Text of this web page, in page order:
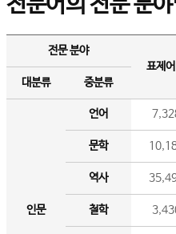
전문 분야
표제
대분류
중분류
인문
언어
문학
역사
철학